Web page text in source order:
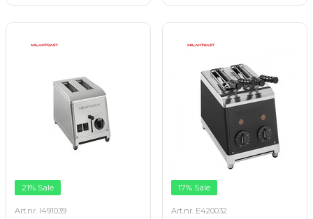
21% Sale
Art.nr. I491039
17% Sale
Art.nr. E420032